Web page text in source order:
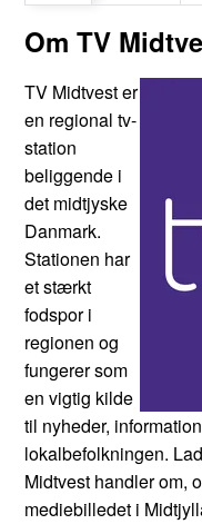
Om TV
TV Midtvest er
en regional tv-
station
beliggende i
det midtjyske
Danmark.
Stationen har
et stærkt
fodspor i
regionen og
fungerer som
en vigtig kilde
til nyheder,
lokalbefolkningen.
Midtvest handler om,
mediebilledet i